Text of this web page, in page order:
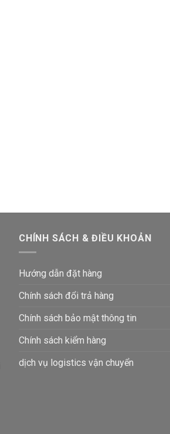
CHÍNH SÁCH & ĐIỀU KHOẢN
Hướng dẫn đặt hàng
Chính sách đổi trả hàng
Chính sách bảo mật thông tin
Chính sách kiểm hàng
dịch vụ logistics vận chuyển